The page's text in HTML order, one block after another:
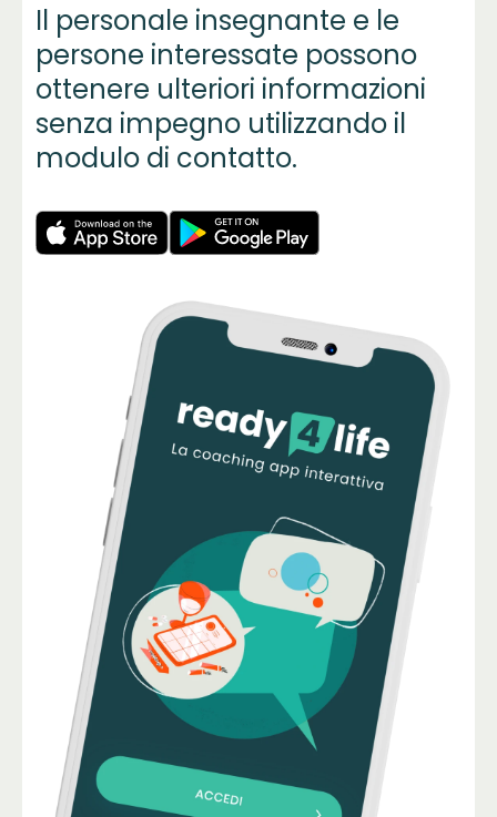
Il personale insegnante e le
persone interessate possono
ottenere ulteriori informazioni
senza impegno utilizzando il
modulo di contatto.